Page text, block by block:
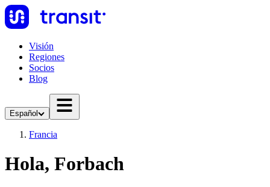
Visión
Regiones
Socios
Blog
Español
Francia
Hola, Forbach